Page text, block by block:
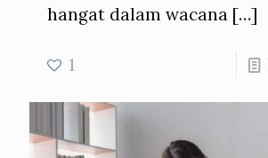
hangat dalam wacana […]
1